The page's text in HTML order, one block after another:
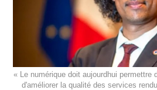
« Le numérique doit aujourdhui permettre
d'améliorer la qualité des services